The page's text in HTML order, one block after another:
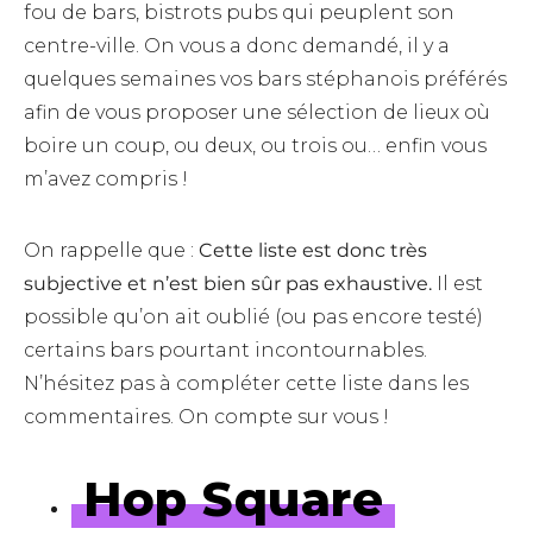
fou de bars, bistrots pubs qui peuplent son
centre-ville. On vous a donc demandé, il y a
quelques semaines vos bars stéphanois préférés
afin de vous proposer une sélection de lieux où
boire un coup, ou deux, ou trois ou… enfin vous
m’avez compris !
On rappelle que : Cette liste est donc très
subjective et n’est bien sûr pas exhaustive. Il est
possible qu’on ait oublié (ou pas encore testé)
certains bars pourtant incontournables.
N’hésitez pas à compléter cette liste dans les
commentaires. On compte sur vous !
Hop Square